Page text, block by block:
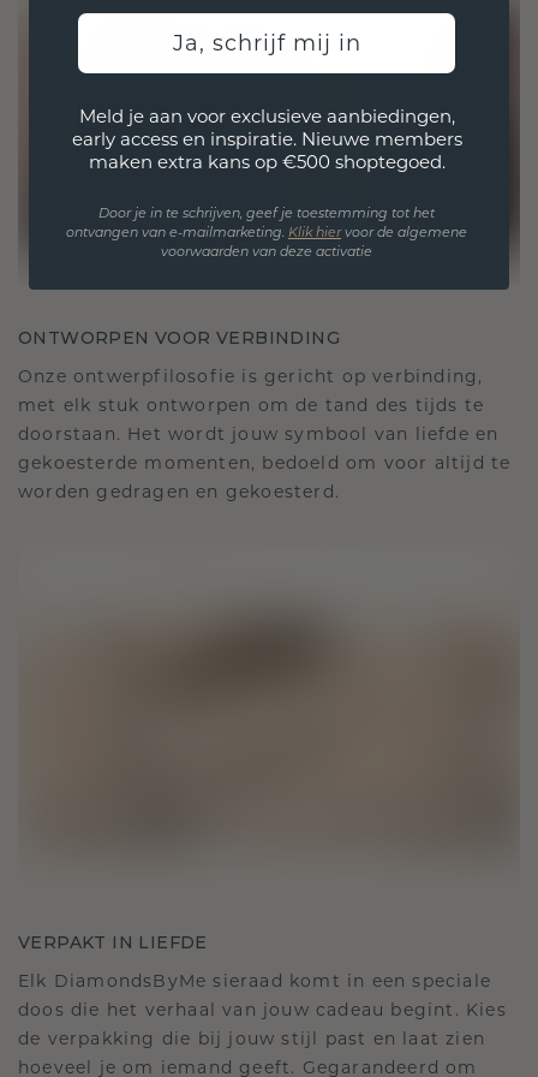
ONTWORPEN VOOR VERBINDING
Onze ontwerpfilosofie is gericht op verbinding,
met elk stuk ontworpen om de tand des tijds te
doorstaan. Het wordt jouw symbool van liefde en
gekoesterde momenten, bedoeld om voor altijd te
worden gedragen en gekoesterd.
VERPAKT IN LIEFDE
Elk DiamondsByMe sieraad komt in een speciale
doos die het verhaal van jouw cadeau begint. Kies
de verpakking die bij jouw stijl past en laat zien
hoeveel je om iemand geeft. Gegarandeerd om
Ja, schrijf mij in
Meld je aan voor exclusieve aanbiedingen,
early access en inspiratie. Nieuwe members
maken extra kans op €500 shoptegoed.
Door je in te schrijven, geef je toestemming tot het
ontvangen van e-mailmarketing. Klik hiervoor de algemene
voorwaarden van deze activatie